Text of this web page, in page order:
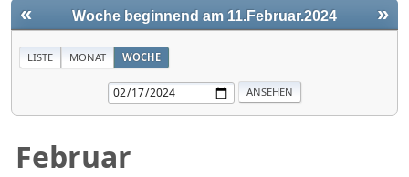
« »
Woche beginnend am 11.Februar.2024
LISTE MONAT WOCHE
Februar